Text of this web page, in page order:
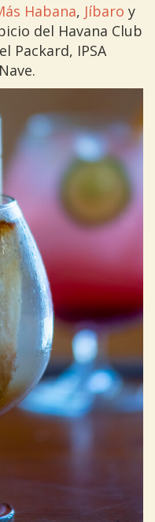
Habana, Jíbaro y
del Havana Club
Packard, IPSA